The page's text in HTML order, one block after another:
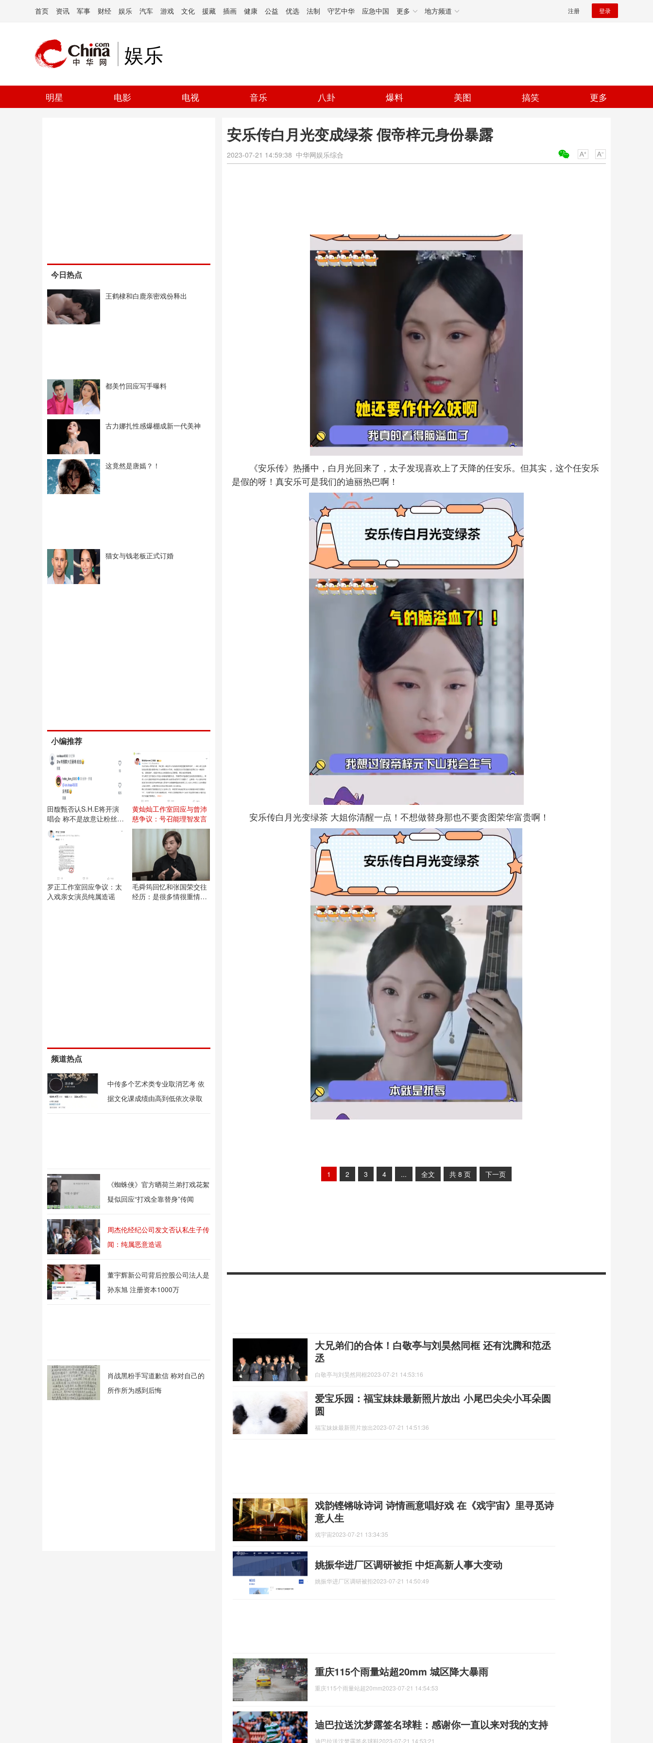
首页 资讯 军事 财经 娱乐 汽车 游戏 文化 援藏 插画 健康 公益 优选 法制 守艺中华 应急中国 更多 地方频道 注册 登录
娱乐
明星 电影 电视 音乐 八卦 爆料 美图 搞笑 更多
今日热点
王鹤棣和白鹿亲密戏份释出
都美竹回应写手曝料
古力娜扎性感爆棚成新一代美神
这竟然是唐嫣？！
猫女与钱老板正式订婚
小编推荐
田馥甄否认S.H.E将开演
唱会 称不是故意让粉丝失
望
黄灿灿工作室回应与曾沛
慈争议：号召能理智发言
罗正工作室回应争议：太
入戏亲女演员纯属造谣
毛舜筠回忆和张国荣交往
经历：是很多情很重情的
频道热点
中传多个艺术类专业取消艺考 依
据文化课成绩由高到低依次录取
《蜘蛛侠》官方晒荷兰弟打戏花絮
疑似回应“打戏全靠替身”传闻
周杰伦经纪公司发文否认私生子传
闻：纯属恶意造谣
董宇辉新公司背后控股公司法人是
孙东旭 注册资本1000万
肖战黑粉手写道歉信 称对自己的
所作所为感到后悔
安乐传白月光变成绿茶 假帝梓元身份暴露
2023-07-21 14:59:38 中华网娱乐综合
《安乐传》热播中，白月光回来了，太子发现喜欢上了天降的任安乐。但其实，这个任安乐
是假的呀！真安乐可是我们的迪丽热巴啊！
安乐传白月光变绿茶 大姐你清醒一点！不想做替身那也不要贪图荣华富贵啊！
1 2 3 4 ... 全文 共 8 页 下一页
大兄弟们的合体！白敬亭与刘昊然同框 还有沈腾和范丞
丞
白敬亭与刘昊然同框2023-07-21 14:53:16
爱宝乐园：福宝妹妹最新照片放出 小尾巴尖尖小耳朵圆
圆
福宝妹妹最新照片放出2023-07-21 14:51:36
戏韵铿锵咏诗词 诗情画意唱好戏 在《戏宇宙》里寻觅诗
意人生
戏宇宙2023-07-21 13:34:35
姚振华进厂区调研被拒 中炬高新人事大变动
姚振华进厂区调研被拒2023-07-21 14:50:49
重庆115个雨量站超20mm 城区降大暴雨
重庆115个雨量站超20mm2023-07-21 14:54:53
迪巴拉送沈梦露签名球鞋：感谢你一直以来对我的支持
迪巴拉送沈梦露签名球鞋2023-07-21 14:53:21